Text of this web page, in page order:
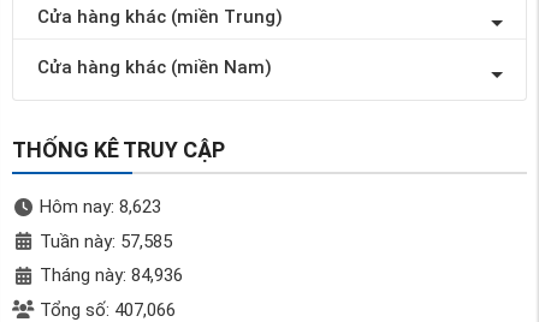
Cửa hàng khác (miền Trung)
Cửa hàng khác (miền Nam)
THỐNG KÊ TRUY CẬP
Hôm nay: 8,623
Tuần này: 57,585
Tháng này: 84,936
Tổng số: 407,066